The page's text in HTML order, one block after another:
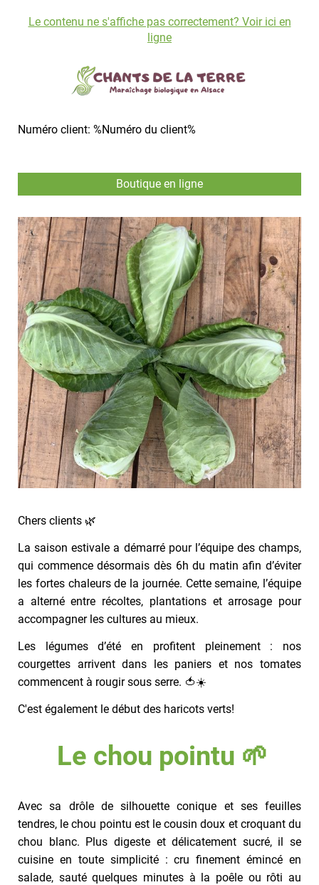
Le contenu ne s'affiche pas correctement? Voir ici en
ligne
Numéro client: %Numéro du client%
Boutique en ligne
Chers clients 🌿
La saison estivale a démarré pour l’équipe des champs,
qui commence désormais dès 6h du matin afin d’éviter
les fortes chaleurs de la journée. Cette semaine, l’équipe
a alterné entre récoltes, plantations et arrosage pour
accompagner les cultures au mieux.
Les légumes d’été en profitent pleinement : nos
courgettes arrivent dans les paniers et nos tomates
commencent à rougir sous serre. 🍅☀️
C'est également le début des haricots verts!
Le chou pointu 🌱
Avec sa drôle de silhouette conique et ses feuilles
tendres, le chou pointu est le cousin doux et croquant du
chou blanc. Plus digeste et délicatement sucré, il se
cuisine en toute simplicité : cru finement émincé en
salade, sauté quelques minutes à la poêle ou rôti au